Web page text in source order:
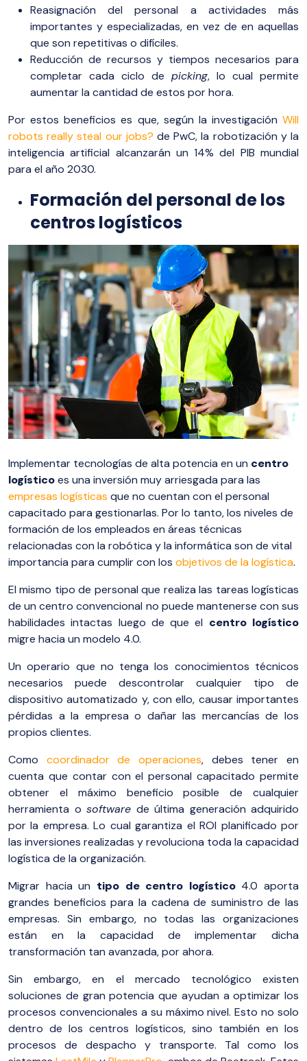
Reasignación del personal a actividades más
importantes y especializadas, en vez de en aquellas
que son repetitivas o difíciles.
Reducción de recursos y tiempos necesarios para
completar cada ciclo de picking, lo cual permite
aumentar la cantidad de estos por hora.
Por estos beneficios es que, según la investigación Will
robots really steal our jobs? de PwC, la robotización y la
inteligencia artificial alcanzarán un 14% del PIB mundial
para el año 2030.
Formación del personal de los
centros logísticos
Implementar tecnologías de alta potencia en un centro
logísticoes una inversión muy arriesgada para las
empresas logísticas que no cuentan con el personal
capacitado para gestionarlas. Por lo tanto, los niveles de
formación de los empleados en áreas técnicas
relacionadas con la robótica y la informática son de vital
importancia para cumplir con los objetivos de la logística.
El mismo tipo de personal que realiza las tareas logísticas
de un centro convencional no puede mantenerse con sus
habilidades intactas luego de que el centro logístico
migre hacia un modelo 4.0.
Un operario que no tenga los conocimientos técnicos
necesarios puede descontrolar cualquier tipo de
dispositivo automatizado y, con ello, causar importantes
pérdidas a la empresa o dañar las mercancías de los
propios clientes.
Como coordinador de operaciones, debes tener en
cuenta que contar con el personal capacitado permite
obtener el máximo beneficio posible de cualquier
herramienta o software de última generación adquirido
por la empresa. Lo cual garantiza el ROI planificado por
las inversiones realizadas y revoluciona toda la capacidad
logística de la organización.
Migrar hacia un tipo de centro logístico 4.0 aporta
grandes beneficios para la cadena de suministro de las
empresas. Sin embargo, no todas las organizaciones
están en la capacidad de implementar dicha
transformación tan avanzada, por ahora.
Sin embargo, en el mercado tecnológico existen
soluciones de gran potencia que ayudan a optimizar los
procesos convencionales a su máximo nivel. Esto no solo
dentro de los centros logísticos, sino también en los
procesos de despacho y transporte. Tal como los